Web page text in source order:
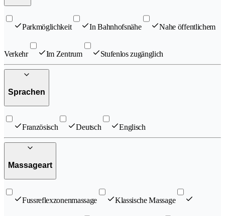
Parkmöglichkeit In Bahnhofsnähe Nahe öffentlichem
Verkehr Im Zentrum Stufenlos zugänglich
Sprachen
Französisch Deutsch Englisch
Massageart
Fussreflexzonenmassage Klassische Massage